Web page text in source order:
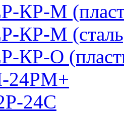
КР-М
КР-М
КР-О
24РМ+
24С